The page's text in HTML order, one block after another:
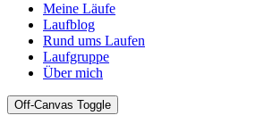
Meine Läufe
Laufblog
Rund ums Laufen
Laufgruppe
Über mich
Off-Canvas Toggle